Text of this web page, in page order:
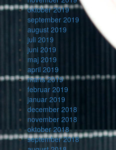
oktober 2019
september 2019
august 2019
juli 2019
juni 2019
maj 2019
april 2019
marts 2019
februar 2019
januar 2019
december 2018
november 2018
oktober 2018
september 2018